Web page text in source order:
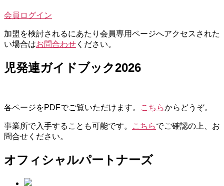
会員ログイン
加盟を検討されるにあたり会員専用ページへアクセスされた
い場合はお問合わせ ください。
児発連ガイドブック2026
各ページをPDFでご覧いただけます。 こちらからどうぞ。
事業所で入手することも可能です。 こちらでご確認の上、お
問合せください。
オフィシャルパートナーズ